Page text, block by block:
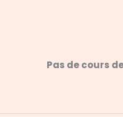
Pas de cours